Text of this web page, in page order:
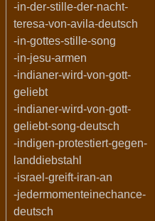
-in-der-stille-der-nacht-
teresa-von-avila-deutsch
-in-gottes-stille-song
-in-jesu-armen
-indianer-wird-von-gott-
geliebt
-indianer-wird-von-gott-
geliebt-song-deutsch
-indigen-protestiert-gegen-
landdiebstahl
-israel-greift-iran-an
-jedermomenteinechance-
deutsch